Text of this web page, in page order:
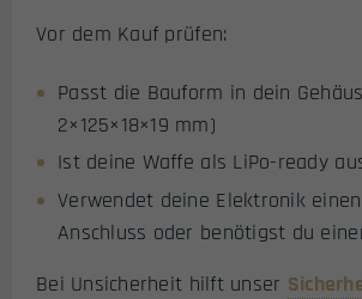
Vor dem Kauf prüfen:
Passt die Bauform in dein
2×125×18×19 mm)
Ist deine Waffe als LiPo-ready
Verwendet deine Elektronik
Anschluss oder benötigst du
Bei Unsicherheit hilft unser